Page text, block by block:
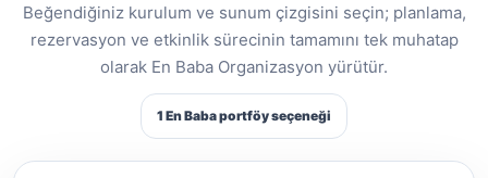
Beğendiğiniz kurulum ve sunum çizgisini seçin; planlama,
rezervasyon ve etkinlik sürecinin tamamını tek muhatap
olarak En Baba Organizasyon yürütür.
1 En Baba portföy seçeneği